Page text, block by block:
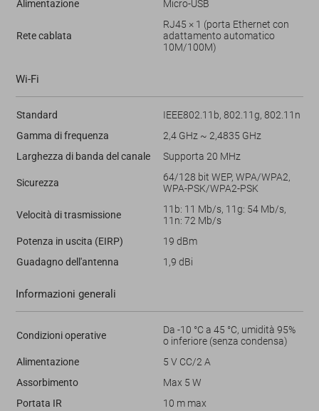
Alimentazione
Micro-USB
Rete cablata
RJ45 × 1 (porta Ethernet con
adattamento automatico
10M/100M)
Wi-Fi
Standard
IEEE802.11b, 802.11g, 802.11n
Gamma di frequenza
2,4 GHz ~ 2,4835 GHz
Larghezza di banda del canale
Supporta 20 MHz
Sicurezza
64/128 bit WEP, WPA/WPA2,
WPA-PSK/WPA2-PSK
Velocità di trasmissione
11b: 11 Mb/s, 11g: 54 Mb/s,
11n: 72 Mb/s
Potenza in uscita (EIRP)
19 dBm
Guadagno dell'antenna
1,9 dBi
Informazioni generali
Condizioni operative
Da -10 °C a 45 °C, umidità 95%
o inferiore (senza condensa)
Alimentazione
5 V CC/2 A
Assorbimento
Max 5 W
Portata IR
10 m max